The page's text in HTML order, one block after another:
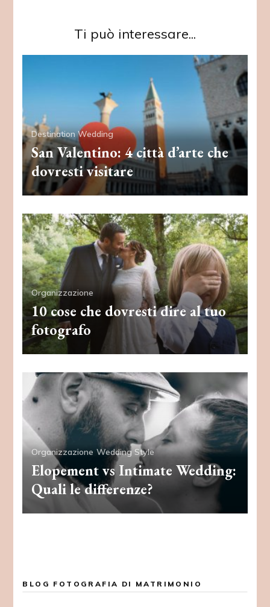
Ti può interessare...
Destination Wedding
San Valentino: 4 città d’arte che
dovresti visitare
Organizzazione
10 cose che dovresti dire al tuo
fotografo
Organizzazione Wedding Style
Elopement vs Intimate Wedding:
Quali le differenze?
BLOG FOTOGRAFIA DI MATRIMONIO